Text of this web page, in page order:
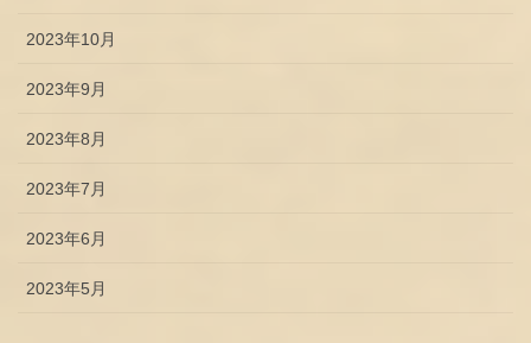
2023年10月
2023年9月
2023年8月
2023年7月
2023年6月
2023年5月